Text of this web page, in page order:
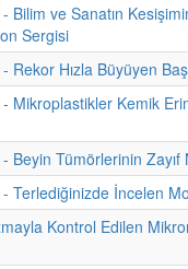
Bilim ve Sanatın
Sergisi
Rekor Hızla Büyüyen
Mikroplastikler Kemik
Beyin Tümörlerinin Zayıf
Terlediğinizde İncelen
Kontrol Edilen